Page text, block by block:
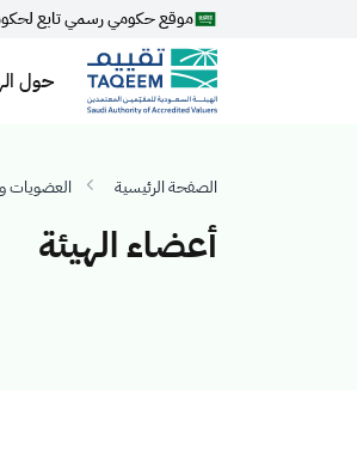
موقع حكومي رسمي تابع
حول
الصفحة الرئيسية العضويات
أعضاء الهيئة